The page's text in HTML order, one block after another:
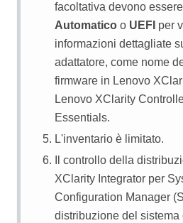
facoltativa devono
Automatico o UEFI per
informazioni dettagliate
adattatore, come nome
firmware in Lenovo
Lenovo XClarity
Essentials.
L'inventario è limitato.
Il controllo della
XClarity Integrator per
Configuration Manager
distribuzione del